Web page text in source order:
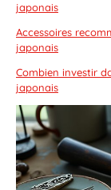
japonais
Accessoires
japonais
Combien investir
japonais